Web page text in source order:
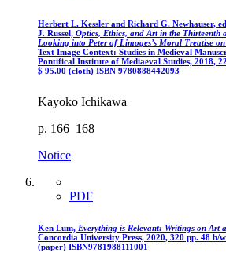
Herbert L. Kessler and Richard G. Newhauser,
J. Russel, Optics, Ethics, and Art in the Thirteenth
Looking into Peter of Limoges’s Moral Treatise on
Text Image Context: Studies in Medieval
Pontifical Institute of Mediaeval Studies, 2018,
$ 95.00 (cloth) ISBN 9780888442093
Kayoko Ichikawa
p. 166–168
Notice
PDF
Ken Lum, Everything is Relevant: Writings on Art
Concordia University Press, 2020, 320 pp. 48 b/
(paper) ISBN9781988111001